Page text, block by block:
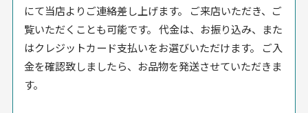
にて当店よりご連絡差し上げます。 ご来店いただき、ご
覧いただくことも可能です。 代金は、お振り込み、また
はクレジットカード支払いをお選びいただけます。 ご入
金を確認致しましたら、お品物を発送させていただきま
す。